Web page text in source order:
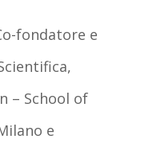
fondatore e
– School of
e